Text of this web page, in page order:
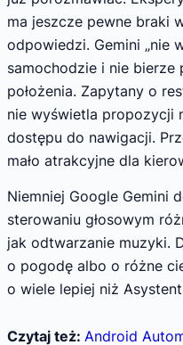
ma jeszcze pewne braki
odpowiedzi. Gemini „nie
samochodzie i nie bierze
położenia. Zapytany o
nie wyświetla propozycji
dostępu do nawigacji.
mało atrakcyjne dla
Niemniej Google Gemini
sterowaniu głosowym
jak odtwarzanie muzyki.
o pogodę albo o różne
o wiele lepiej niż
Czytaj też: Android